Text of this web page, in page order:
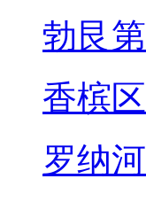
勃艮
香槟
罗纳